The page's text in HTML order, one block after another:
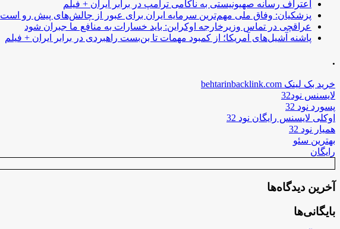
اعتراف رسانه صهیونیستی به ناکامی ترامپ در برابر ایران + فیلم
پزشکیان: وفاق ملی مهم‌ترین سرمایه ایران برای عبور از چالش‌های پیش رو است
عراقچی در تماس وزیرخارجه اوکراین: باید خسارات به منافع ما جبران شود
پاشنه آشیل‌های آمریکا؛ از کمبود مهمات تا بن‌بست راهبردی در برابر ایران + فیلم
.
خرید بک لینک behtarinbacklink.com
لایسنس نود32
پسورد نود 32
اوکلی لایسنس رایگان نود 32
همیار نود 32
بهترین سئو
رایگان
آخرین دیدگاه‌ها
بایگانی‌ها